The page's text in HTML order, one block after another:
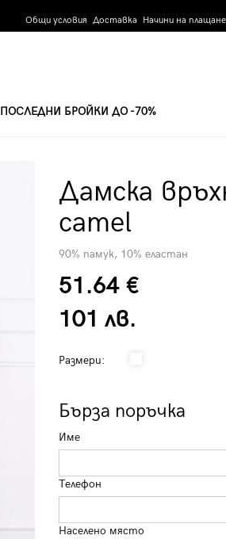
Общи условия Доставка Начини на плащане
ПОСЛЕДНИ БРОЙКИ ДО -70%
Дамска
camel
90% памук, 10% еластан
51.64 €
101 лв.
Размери:
Бърза поръчка
Име
Телефон
Населено място